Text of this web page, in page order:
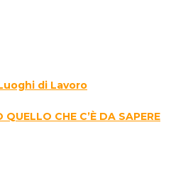
di Lavoro
CHE C’È DA SAPERE